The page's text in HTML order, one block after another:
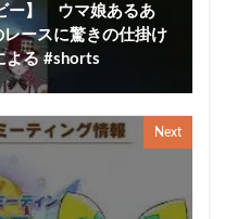
ー】 ウマ娘あるあ
ースに驚きの仕掛け
る #shorts
Next